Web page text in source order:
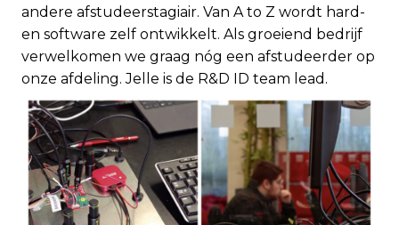
andere afstudeerstagiair. Van A to Z wordt hard-
en software zelf ontwikkelt. Als groeiend bedrijf
verwelkomen we graag nóg een afstudeerder op
onze afdeling. Jelle is de R&D ID team lead.